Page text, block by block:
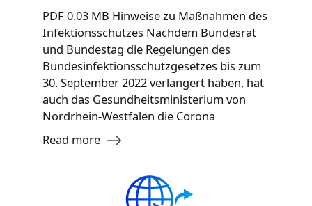
PDF 0.03 MB Hinweise zu Maßnahmen des
Infektionsschutzes Nachdem Bundesrat
und Bundestag die Regelungen des
Bundesinfektionsschutzgesetzes bis zum
30. September 2022 verlängert haben, hat
auch das Gesundheitsministerium von
Nordrhein-Westfalen die Corona
Read more